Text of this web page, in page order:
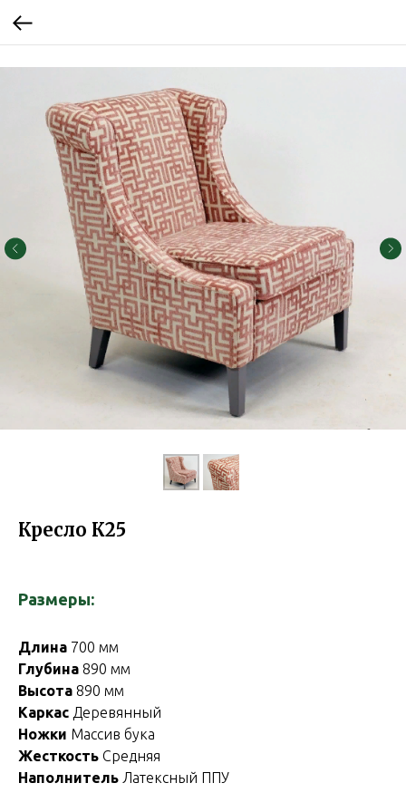
Кресло К25
Размеры:
Длина 700 мм
Глубина 890 мм
Высота 890 мм
Каркас Деревянный
Ножки Массив бука
Жесткость Средняя
Наполнитель Латексный ППУ